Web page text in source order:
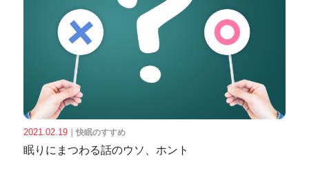
2021.02.19｜ 快眠のすすめ
眠りにまつわる話のウソ、ホント